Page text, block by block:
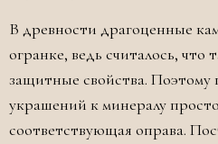
В древности драгоценные
огранке, ведь считалось, что
защитные свойства. Поэтому
украшений к минералу
соответствующая оправа.